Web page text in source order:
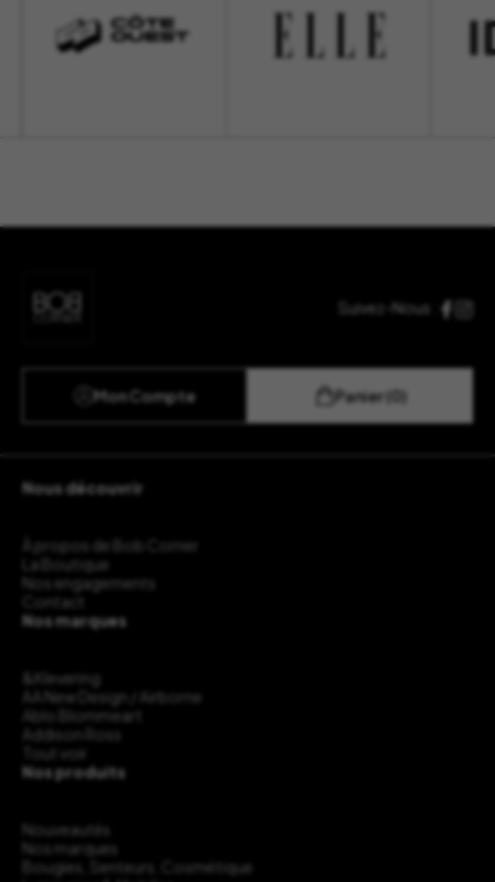
Suivez-Nous :
Mon Compte Panier (0)
Nous découvrir
À propos de Bob Corner
La Boutique
Nos engagements
Contact
Nos marques
&Klevering
AA New Design / Airborne
Ablo Blommeart
Addison Ross
Tout voir
Nos produits
Nouveautés
Nos marques
Bougies, Senteurs, Cosmétique